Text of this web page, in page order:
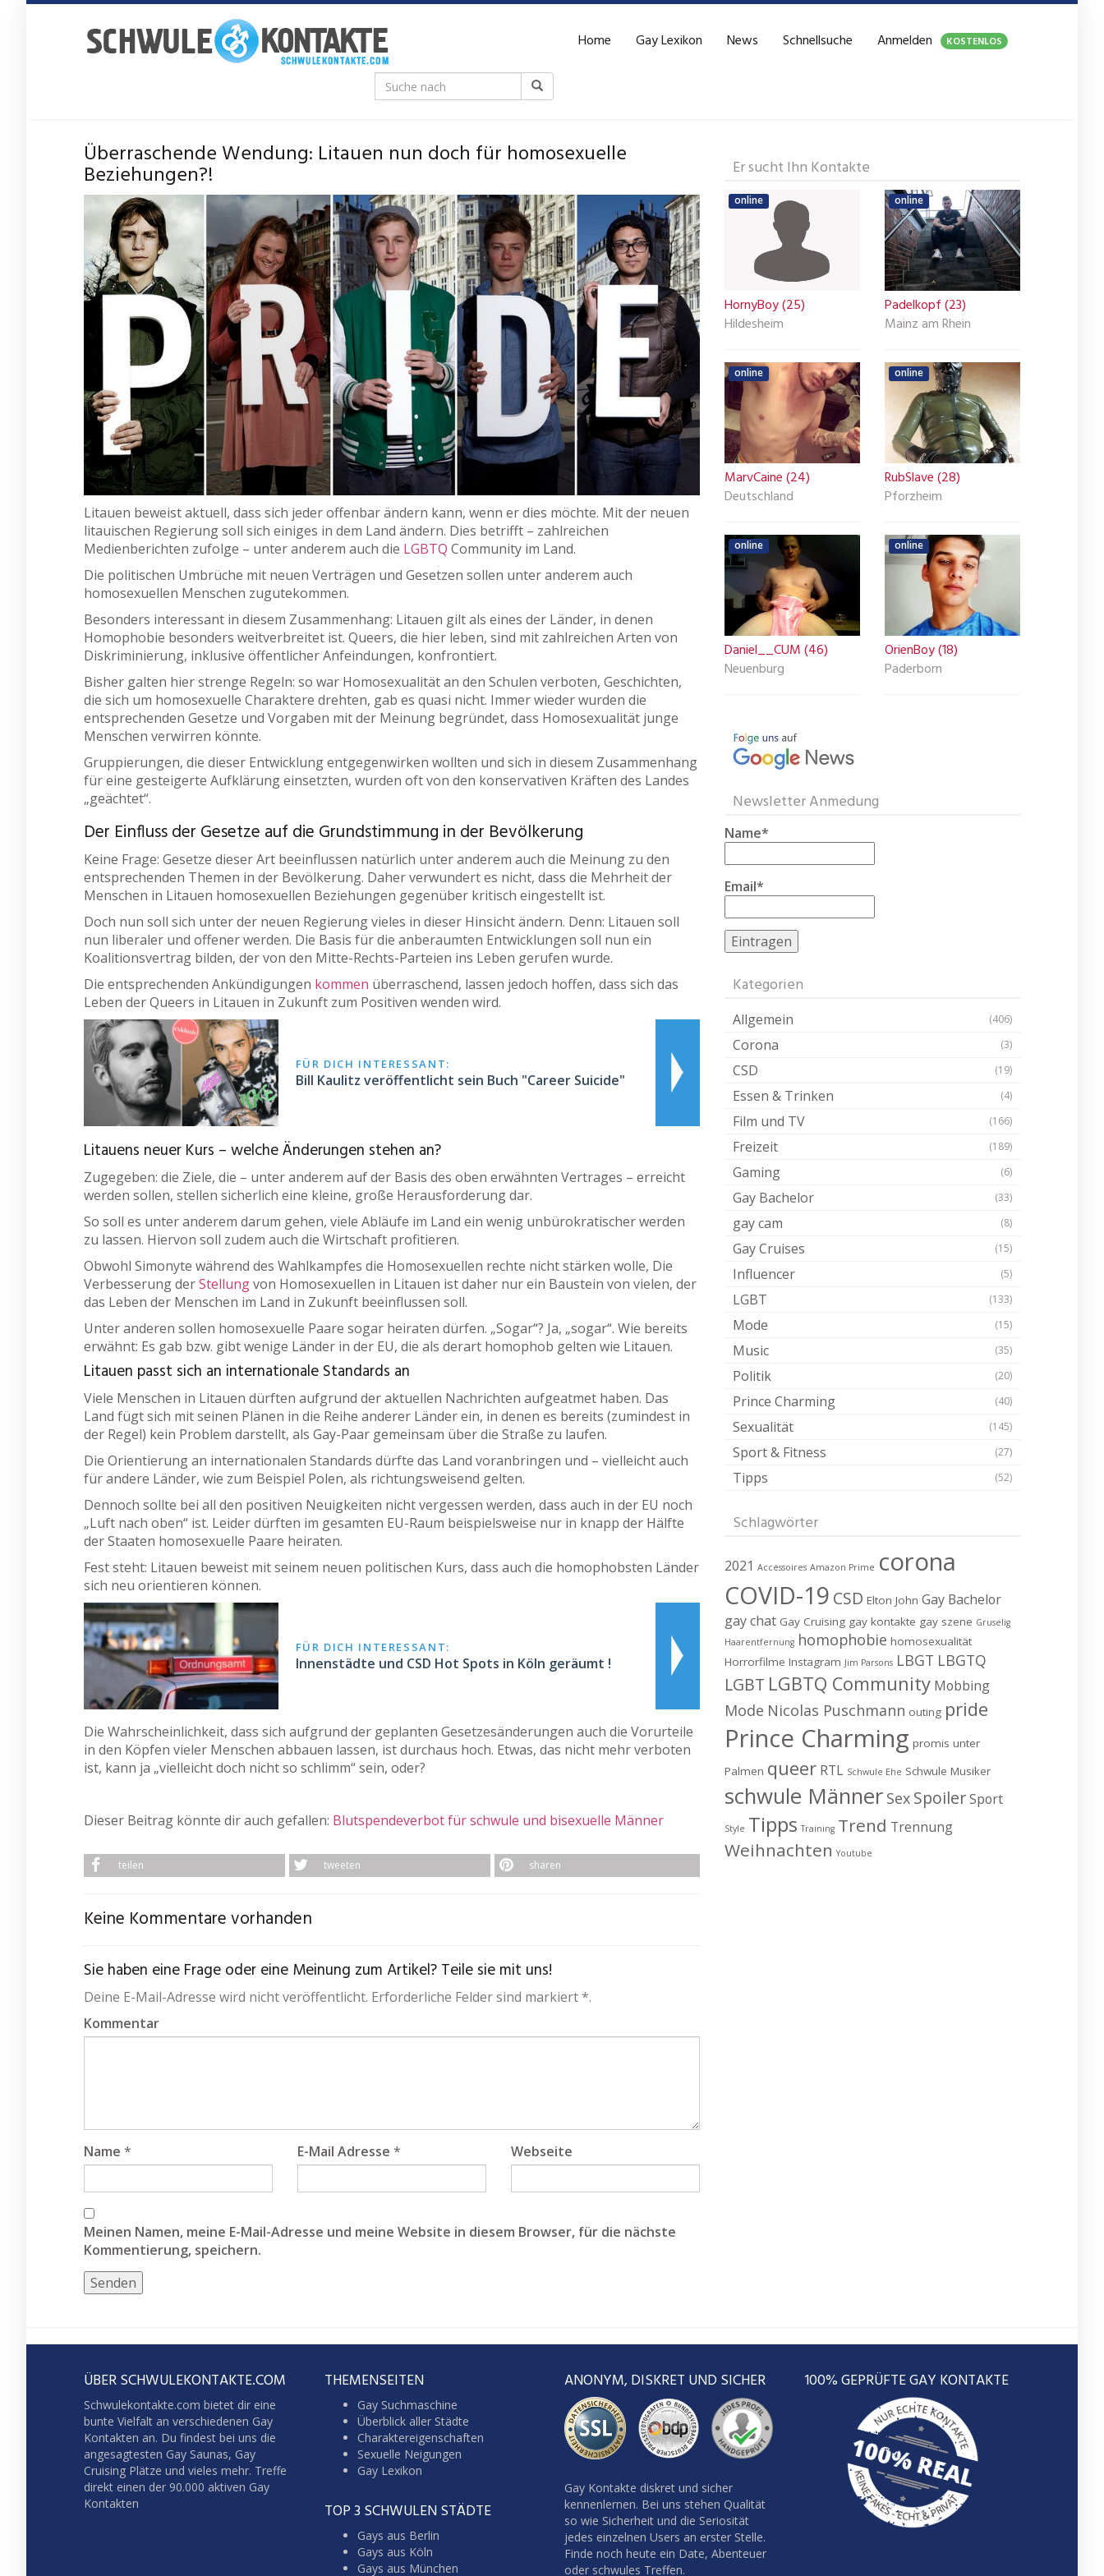
Home Gay Lexikon News Schnellsuche Anmelden KOSTENLOS
Überraschende Wendung: Litauen nun doch für homosexuelle
Beziehungen?!
Litauen beweist aktuell, dass sich jeder offenbar ändern kann, wenn er dies möchte. Mit der neuen
litauischen Regierung soll sich einiges in dem Land ändern. Dies betrifft – zahlreichen
Medienberichten zufolge – unter anderem auch die LGBTQ Community im Land.
Die politischen Umbrüche mit neuen Verträgen und Gesetzen sollen unter anderem auch
homosexuellen Menschen zugutekommen.
Besonders interessant in diesem Zusammenhang: Litauen gilt als eines der Länder, in denen
Homophobie besonders weitverbreitet ist. Queers, die hier leben, sind mit zahlreichen Arten von
Diskriminierung, inklusive öffentlicher Anfeindungen, konfrontiert.
Bisher galten hier strenge Regeln: so war Homosexualität an den Schulen verboten, Geschichten,
die sich um homosexuelle Charaktere drehten, gab es quasi nicht. Immer wieder wurden die
entsprechenden Gesetze und Vorgaben mit der Meinung begründet, dass Homosexualität junge
Menschen verwirren könnte.
Gruppierungen, die dieser Entwicklung entgegenwirken wollten und sich in diesem Zusammenhang
für eine gesteigerte Aufklärung einsetzten, wurden oft von den konservativen Kräften des Landes
„geächtet“.
Der Einfluss der Gesetze auf die Grundstimmung in der Bevölkerung
Keine Frage: Gesetze dieser Art beeinflussen natürlich unter anderem auch die Meinung zu den
entsprechenden Themen in der Bevölkerung. Daher verwundert es nicht, dass die Mehrheit der
Menschen in Litauen homosexuellen Beziehungen gegenüber kritisch eingestellt ist.
Doch nun soll sich unter der neuen Regierung vieles in dieser Hinsicht ändern. Denn: Litauen soll
nun liberaler und offener werden. Die Basis für die anberaumten Entwicklungen soll nun ein
Koalitionsvertrag bilden, der von den Mitte-Rechts-Parteien ins Leben gerufen wurde.
Die entsprechenden Ankündigungen kommen überraschend, lassen jedoch hoffen, dass sich das
Leben der Queers in Litauen in Zukunft zum Positiven wenden wird.
FÜR DICH INTERESSANT:
Bill Kaulitz veröffentlicht sein Buch "Career Suicide"
Litauens neuer Kurs – welche Änderungen stehen an?
Zugegeben: die Ziele, die – unter anderem auf der Basis des oben erwähnten Vertrages – erreicht
werden sollen, stellen sicherlich eine kleine, große Herausforderung dar.
So soll es unter anderem darum gehen, viele Abläufe im Land ein wenig unbürokratischer werden
zu lassen. Hiervon soll zudem auch die Wirtschaft profitieren.
Obwohl Simonyte während des Wahlkampfes die Homosexuellen rechte nicht stärken wolle, Die
Verbesserung derStellungvon Homosexuellen in Litauen ist daher nur ein Baustein von vielen, der
das Leben der Menschen im Land in Zukunft beeinflussen soll.
Unter anderen sollen homosexuelle Paare sogar heiraten dürfen. „Sogar“? Ja, „sogar“. Wie bereits
erwähnt: Es gab bzw. gibt wenige Länder in der EU, die als derart homophob gelten wie Litauen.
Litauen passt sich an internationale Standards an
Viele Menschen in Litauen dürften aufgrund der aktuellen Nachrichten aufgeatmet haben. Das
Land fügt sich mit seinen Plänen in die Reihe anderer Länder ein, in denen es bereits (zumindest in
der Regel) kein Problem darstellt, als Gay-Paar gemeinsam über die Straße zu laufen.
Die Orientierung an internationalen Standards dürfte das Land voranbringen und – vielleicht auch
für andere Länder, wie zum Beispiel Polen, als richtungsweisend gelten.
Dennoch sollte bei all den positiven Neuigkeiten nicht vergessen werden, dass auch in der EU noch
„Luft nach oben“ ist. Leider dürften im gesamten EU-Raum beispielsweise nur in knapp der Hälfte
der Staaten homosexuelle Paare heiraten.
Fest steht: Litauen beweist mit seinem neuen politischen Kurs, dass auch die homophobsten Länder
sich neu orientieren können.
FÜR DICH INTERESSANT:
Innenstädte und CSD Hot Spots in Köln geräumt !
Die Wahrscheinlichkeit, dass sich aufgrund der geplanten Gesetzesänderungen auch die Vorurteile
in den Köpfen vieler Menschen abbauen lassen, ist durchaus hoch. Etwas, das nicht mehr verboten
ist, kann ja „vielleicht doch nicht so schlimm“ sein, oder?
Dieser Beitrag könnte dir auch gefallen: Blutspendeverbot für schwule und bisexuelle Männer
teilen tweeten sharen
Keine Kommentare vorhanden
Sie haben eine Frage oder eine Meinung zum Artikel? Teile sie mit uns!
Deine E-Mail-Adresse wird nicht veröffentlicht. Erforderliche Felder sind markiert *.
Kommentar
Name * E-Mail Adresse * Webseite
Meinen Namen, meine E-Mail-Adresse und meine Website in diesem Browser, für die nächste
Kommentierung, speichern.
Er sucht Ihn Kontakte
online
HornyBoy (25)
Hildesheim
online
Padelkopf (23)
Mainz am Rhein
online
MarvCaine (24)
Deutschland
online
RubSlave (28)
Pforzheim
online
Daniel__CUM (46)
Neuenburg
online
OrienBoy (18)
Paderborn
Newsletter Anmedung
Name*
Email*
Kategorien
Allgemein (406)
Corona (3)
CSD (19)
Essen & Trinken (4)
Film und TV (166)
Freizeit (189)
Gaming (6)
Gay Bachelor (33)
gay cam (8)
Gay Cruises (15)
Influencer (5)
LGBT (133)
Mode (15)
Music (35)
Politik (20)
Prince Charming (40)
Sexualität (145)
Sport & Fitness (27)
Tipps (52)
Schlagwörter
2021 Accessoires Amazon Prime corona
COVID-19 CSD Elton John Gay Bachelor
gay chat Gay Cruising gay kontakte gay szene Gruselig
Haarentfernung homophobie homosexualität
Horrorfilme Instagram Jim Parsons LBGT LBGTQ
LGBT LGBTQ Community Mobbing
Mode Nicolas Puschmann outing pride
Prince Charming promis unter
Palmen queer RTL Schwule Ehe Schwule Musiker
schwule Männer Sex SpoilerSport
Style Tipps Training Trend Trennung
Weihnachten Youtube
ÜBER SCHWULEKONTAKTE.COM
Schwulekontakte.com bietet dir eine
bunte Vielfalt an verschiedenen Gay
Kontakten an. Du findest bei uns die
angesagtesten Gay Saunas, Gay
Cruising Plätze und vieles mehr. Treffe
direkt einen der 90.000 aktiven Gay
Kontakten
THEMENSEITEN
Gay Suchmaschine
Überblick aller Städte
Charaktereigenschaften
Sexuelle Neigungen
Gay Lexikon
TOP 3 SCHWULEN STÄDTE
Gays aus Berlin
Gays aus Köln
Gays aus München
ANONYM, DISKRET UND SICHER
Gay Kontakte diskret und sicher
kennenlernen. Bei uns stehen Qualität
so wie Sicherheit und die Seriosität
jedes einzelnen Users an erster Stelle.
Finde noch heute ein Date, Abenteuer
oder schwules Treffen.
100% GEPRÜFTE GAY KONTAKTE